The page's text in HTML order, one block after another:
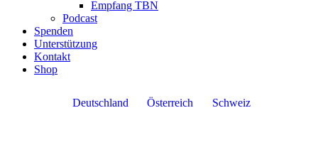
Empfang TBN
Podcast
Spenden
Unterstützung
Kontakt
Shop
Deutschland Österreich Schweiz